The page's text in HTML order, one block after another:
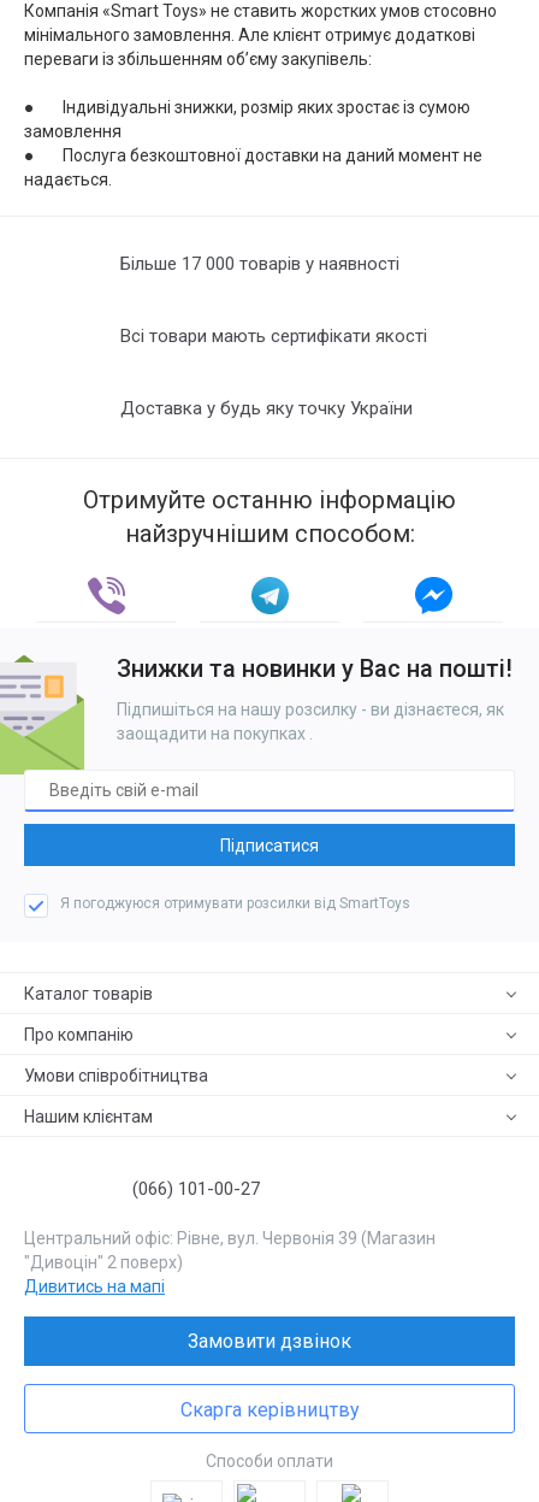
Компанія «Smart Toys» не ставить жорсткиx умов стосовно
мінімального замовлення. Але клієнт отримує додаткові
переваги із збільшенням об’єму закупівель:
● Індивідуальні знижки, розмір якиx зростає із сумою
замовлення
● Послуга безкоштовної доставки на даний момент не
надається.
Більше 17 000 товарів у наявності
Всі товари мають сертифікати якості
Доставка у будь яку точку України
Отримуйте останню інформацію
найзручнішим способом:
Знижки та новинки у Вас на пошті!
Підпишіться на нашу розсилку - ви дізнаєтеся, як
заощадити на покупках
Підписатися
Я погоджуюся отримувати розсилки від SmartToys
Каталог товарів
Про компанію
Умови співробітництва
Нашим клієнтам
(066) 101-00-27
Центральний офіс: Рівне, вул. Червонія 39 (Магазин
"Дивоцін" 2 поверх)
Дивитись на мапі
Замовити дзвінок
Скарга керівництву
Способи оплати